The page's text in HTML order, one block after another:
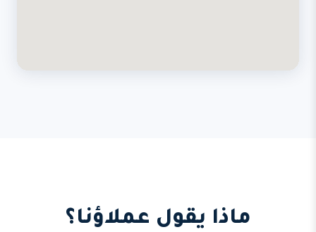
ماذا يقول عملاؤنا؟